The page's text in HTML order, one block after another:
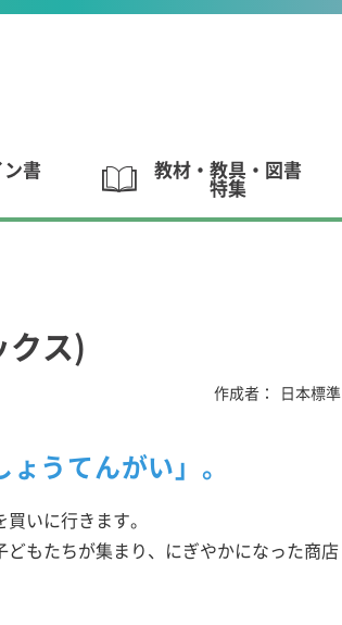
ン書
教材・教具・図書
特集
クス)
作成者： 日本標準
うてんがい」。
いに行きます。
もたちが集まり、にぎやかになった商店